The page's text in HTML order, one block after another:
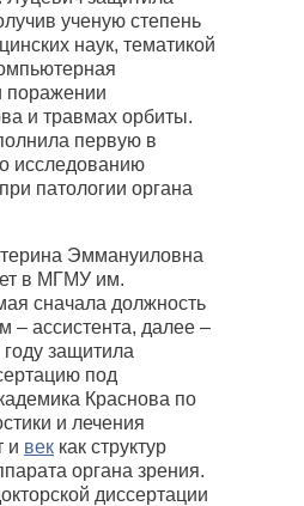
ученую степень
наук, тематикой
поражении
и травмах орбиты.
первую в
исследованию
патологии органа
Эммануиловна
в МГМУ им.
сначала должность
– ассистента, далее –
защитила
под
Краснова по
и лечения
и век как структур
органа зрения.
диссертации